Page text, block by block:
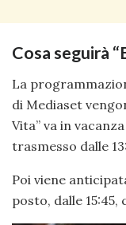
Cosa seguirà
La
di Mediaset
Vita” va in
trasmesso dalle
Poi viene
posto, dalle 15:45,